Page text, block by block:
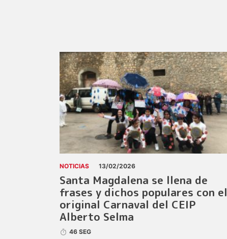
NOTICIAS 13/02/2026
Santa Magdalena se llena de
frases y dichos populares con el
original Carnaval del CEIP
Alberto Selma
46 SEG